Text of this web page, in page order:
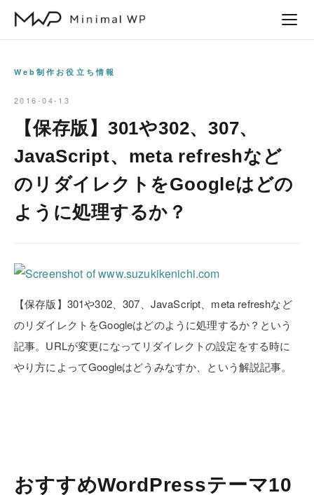
Web制作お役立ち情報
2016-04-13
【保存版】301や302、307、
JavaScript、meta refreshなど
のリダイレクトをGoogleはどの
ように処理するか？
【保存版】301や302、307、JavaScript、meta refreshなど
のリダイレクトをGoogleはどのように処理するか？という
記事。URLが変更になってリダイレクトの設定をする時に
やり方によってGoogleはどうみなすか、という解説記事。
おすすめWordPressテーマ10